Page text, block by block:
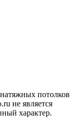
потолков
не является
характер.